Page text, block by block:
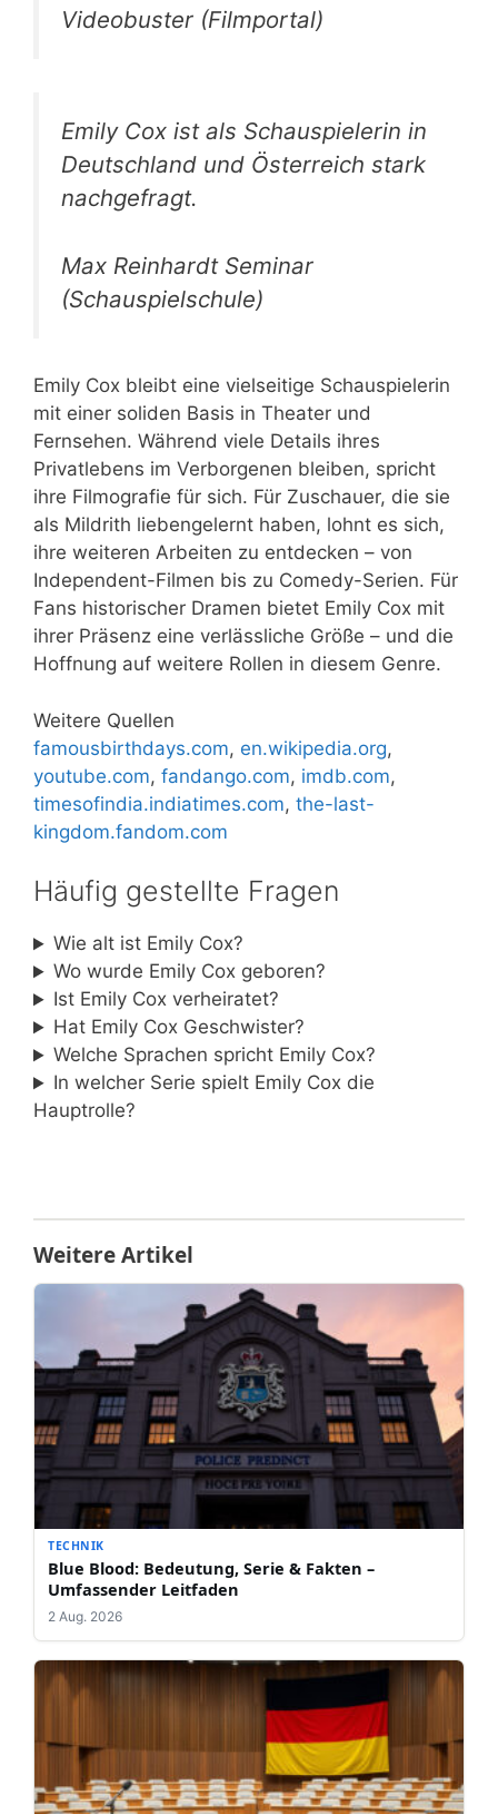
Videobuster (Filmportal)
Emily Cox ist als Schauspielerin in
Deutschland und Österreich stark
nachgefragt.
Max Reinhardt Seminar
(Schauspielschule)
Emily Cox bleibt eine vielseitige Schauspielerin
mit einer soliden Basis in Theater und
Fernsehen. Während viele Details ihres
Privatlebens im Verborgenen bleiben, spricht
ihre Filmografie für sich. Für Zuschauer, die sie
als Mildrith liebengelernt haben, lohnt es sich,
ihre weiteren Arbeiten zu entdecken – von
Independent-Filmen bis zu Comedy-Serien. Für
Fans historischer Dramen bietet Emily Cox mit
ihrer Präsenz eine verlässliche Größe – und die
Hoffnung auf weitere Rollen in diesem Genre.
Weitere Quellen
famousbirthdays.com, en.wikipedia.org,
youtube.com, fandango.com, imdb.com,
timesofindia.indiatimes.com, the-last-
kingdom.fandom.com
Häufig gestellte Fragen
Wie alt ist Emily Cox?
Wo wurde Emily Cox geboren?
Ist Emily Cox verheiratet?
Hat Emily Cox Geschwister?
Welche Sprachen spricht Emily Cox?
In welcher Serie spielt Emily Cox die
Hauptrolle?
Weitere Artikel
TECHNIK
Blue Blood: Bedeutung, Serie & Fakten –
Umfassender Leitfaden
2 Aug. 2026